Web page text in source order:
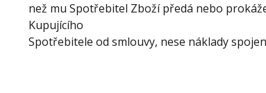
než mu Spotřebitel Zboží předá nebo
Kupujícího
Spotřebitele od smlouvy, nese náklady